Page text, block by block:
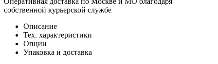
собственной курьерской службе
Описание
Тех. характеристики
Опции
Упаковка и доставка